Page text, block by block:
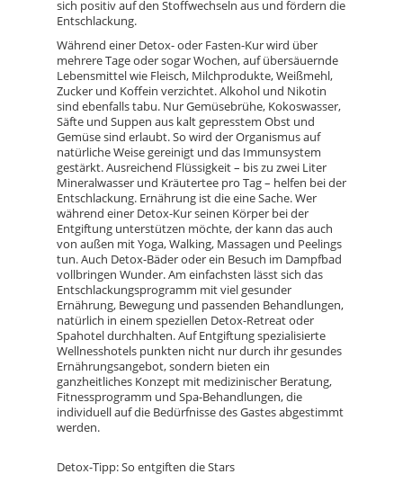
sich positiv auf den Stoffwechseln aus und fördern die
Entschlackung.
Während einer Detox- oder Fasten-Kur wird über
mehrere Tage oder sogar Wochen, auf übersäuernde
Lebensmittel wie Fleisch, Milchprodukte, Weißmehl,
Zucker und Koffein verzichtet. Alkohol und Nikotin
sind ebenfalls tabu. Nur Gemüsebrühe, Kokoswasser,
Säfte und Suppen aus kalt gepresstem Obst und
Gemüse sind erlaubt. So wird der Organismus auf
natürliche Weise gereinigt und das Immunsystem
gestärkt. Ausreichend Flüssigkeit – bis zu zwei Liter
Mineralwasser und Kräutertee pro Tag – helfen bei der
Entschlackung. Ernährung ist die eine Sache. Wer
während einer Detox-Kur seinen Körper bei der
Entgiftung unterstützen möchte, der kann das auch
von außen mit Yoga, Walking, Massagen und Peelings
tun. Auch Detox-Bäder oder ein Besuch im Dampfbad
vollbringen Wunder. Am einfachsten lässt sich das
Entschlackungsprogramm mit viel gesunder
Ernährung, Bewegung und passenden Behandlungen,
natürlich in einem speziellen Detox-Retreat oder
Spahotel durchhalten. Auf Entgiftung spezialisierte
Wellnesshotels punkten nicht nur durch ihr gesundes
Ernährungsangebot, sondern bieten ein
ganzheitliches Konzept mit medizinischer Beratung,
Fitnessprogramm und Spa-Behandlungen, die
individuell auf die Bedürfnisse des Gastes abgestimmt
werden.
Detox-Tipp: So entgiften die Stars